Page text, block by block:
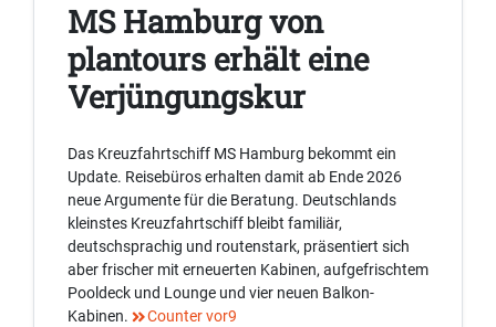
MS Hamburg von
plantours erhält eine
Verjüngungskur
Das Kreuzfahrtschiff MS Hamburg bekommt ein
Update. Reisebüros erhalten damit ab Ende 2026
neue Argumente für die Beratung. Deutschlands
kleinstes Kreuzfahrtschiff bleibt familiär,
deutschsprachig und routenstark, präsentiert sich
aber frischer mit erneuerten Kabinen, aufgefrischtem
Pooldeck und Lounge und vier neuen Balkon-
Kabinen.
Counter vor9